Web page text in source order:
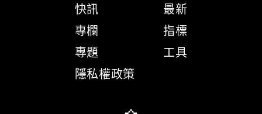
快訊
專欄
專題
隱私權政策
最新
指標
工具